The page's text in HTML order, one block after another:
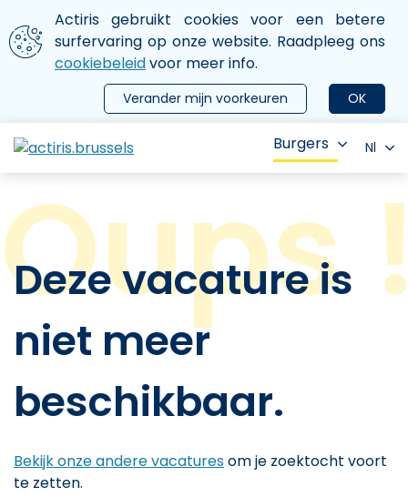
Aller au contenu principal
We gebruiken cookies
Actiris gebruikt cookies voor een betere
surfervaring op onze website. Raadpleeg ons
cookiebeleidvoor meer info.
OK
Verander mijn voorkeuren
le menu
Burgers Nl
Deze vacature is
niet meer
beschikbaar.
Bekijk onze andere vacaturesom je zoektocht voort
te zetten.